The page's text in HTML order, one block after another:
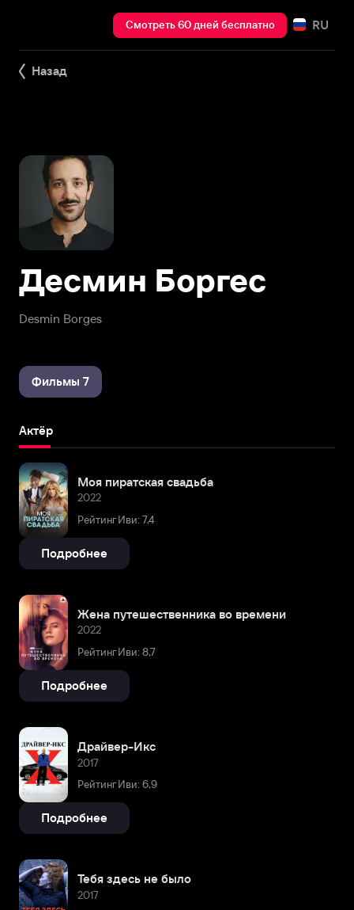
Смотреть 60 дней бесплатно RU
Назад
Desmin Borges
Десмин Боргес
Фильмы 7
Актёр
Моя пиратская свадьба
2022
Рейтинг Иви: 7,4
Подробнее
Жена путешественника во времени
2022
Рейтинг Иви: 8,7
Подробнее
Драйвер-Икс
2017
Рейтинг Иви: 6,9
Подробнее
Тебя здесь не было
2017